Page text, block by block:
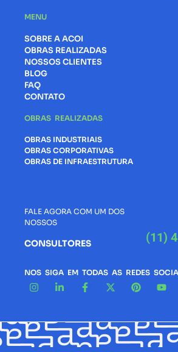
MENU
SOBRE A ACOI
OBRAS REALIZADAS
NOSSOS CLIENTES
BLOG
FAQ
CONTATO
OBRAS REALIZADAS
OBRAS INDUSTRIAIS
OBRAS CORPORATIVAS
OBRAS DE INFRAESTRUTURA
FALE AGORA COM UM DOS
NOSSOS
CONSULTORES (11)
NOS SIGA EM TODAS AS REDES